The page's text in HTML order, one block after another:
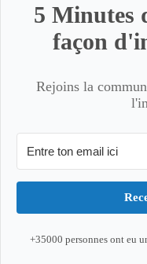
5 Minutes
façon
Rejoins la
+35000 personnes ont eu